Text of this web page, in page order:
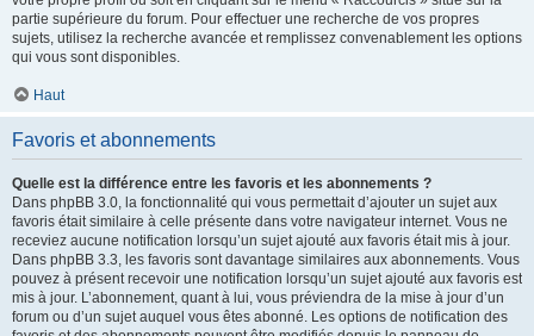
partie supérieure du forum. Pour effectuer une recherche de vos propres
sujets, utilisez la recherche avancée et remplissez convenablement les options
qui vous sont disponibles.
Haut
Favoris et abonnements
Quelle est la différence entre les favoris et les abonnements ?
Dans phpBB 3.0, la fonctionnalité qui vous permettait d’ajouter un sujet aux
favoris était similaire à celle présente dans votre navigateur internet. Vous ne
receviez aucune notification lorsqu’un sujet ajouté aux favoris était mis à jour.
Dans phpBB 3.3, les favoris sont davantage similaires aux abonnements. Vous
pouvez à présent recevoir une notification lorsqu’un sujet ajouté aux favoris est
mis à jour. L’abonnement, quant à lui, vous préviendra de la mise à jour d’un
forum ou d’un sujet auquel vous êtes abonné. Les options de notification des